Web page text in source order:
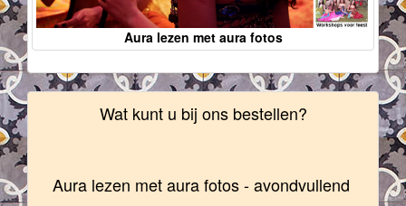
Aura lezen met aura fotos
Wat kunt u bij ons bestellen?
Aura lezen met aura fotos - avondvullend